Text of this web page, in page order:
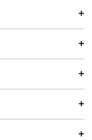
+
+
+
+
+